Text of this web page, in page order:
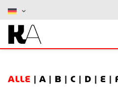
ALLE | A | B | C | D | E |